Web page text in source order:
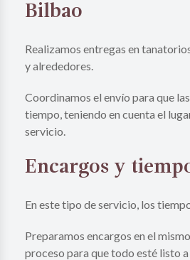
Bilbao
Realizamos entregas en
y alrededores.
Coordinamos el envío para que
tiempo, teniendo en cuenta el
servicio.
Encargos y
En este tipo de servicio, los
Preparamos encargos en el
proceso para que todo esté listo